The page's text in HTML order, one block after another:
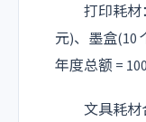
打印耗材：
元)、墨盒(10
年度总额 =
文具耗材合